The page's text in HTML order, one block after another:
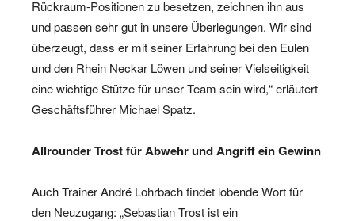
Rückraum-Positionen zu besetzen, zeichnen ihn aus
und passen sehr gut in unsere Überlegungen. Wir sind
überzeugt, dass er mit seiner Erfahrung bei den Eulen
und den Rhein Neckar Löwen und seiner Vielseitigkeit
eine wichtige Stütze für unser Team sein wird,“ erläutert
Geschäftsführer Michael Spatz.
Allrounder Trost für Abwehr und Angriff ein Gewinn
Auch Trainer André Lohrbach findet lobende Wort für
den Neuzugang: „Sebastian Trost ist ein